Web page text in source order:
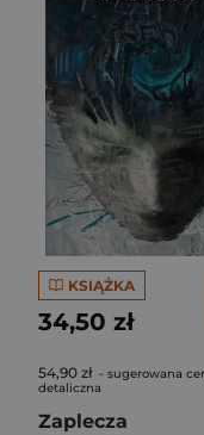
KSIĄŻKA
34,50 zł
54,90 zł - sugerowana
detaliczna
Zaplecza